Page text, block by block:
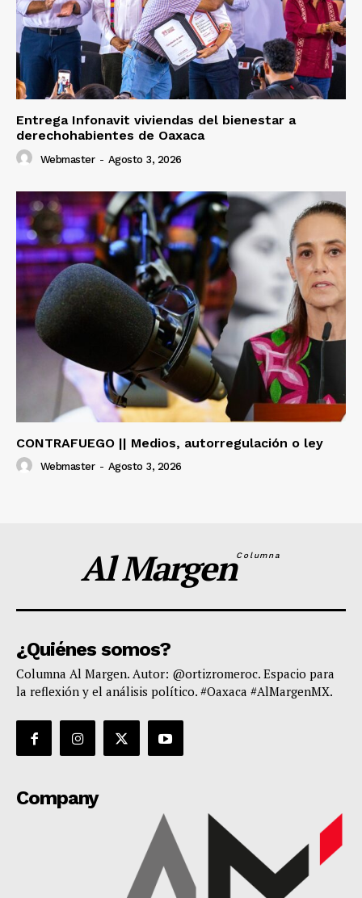
Entrega Infonavit viviendas del bienestar a
derechohabientes de Oaxaca
Webmaster - Agosto 3, 2026
CONTRAFUEGO || Medios, autorregulación o ley
Webmaster - Agosto 3, 2026
Al MargenColumna
¿Quiénes somos?
Columna Al Margen. Autor: @ortizromeroc. Espacio para
la reflexión y el análisis político. #Oaxaca #AlMargenMX.
Company